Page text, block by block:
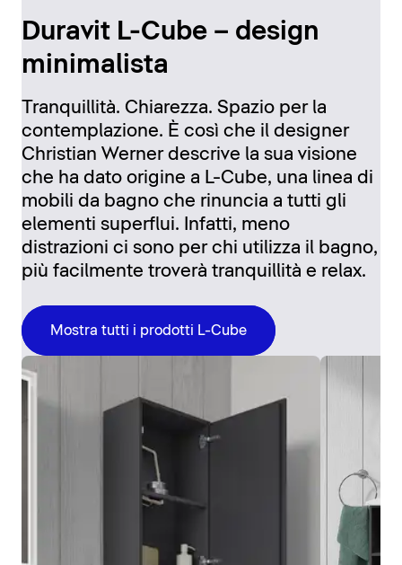
Duravit L-Cube – design
minimalista
Tranquillità. Chiarezza. Spazio per la
contemplazione. È così che il designer
Christian Werner descrive la sua visione
che ha dato origine a L-Cube, una linea di
mobili da bagno che rinuncia a tutti gli
elementi superflui. Infatti, meno
distrazioni ci sono per chi utilizza il bagno,
più facilmente troverà tranquillità e relax.
Mostra tutti i prodotti L-Cube